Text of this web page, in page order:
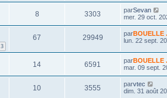
8 3303 parSevan
mer. 29 oct.
3
67 29949 parBOUELLE
lun. 22 sept.
14 6591 parBOUELLE
mar. 09 sept.
10 3555 parvtec
dim. 31 août